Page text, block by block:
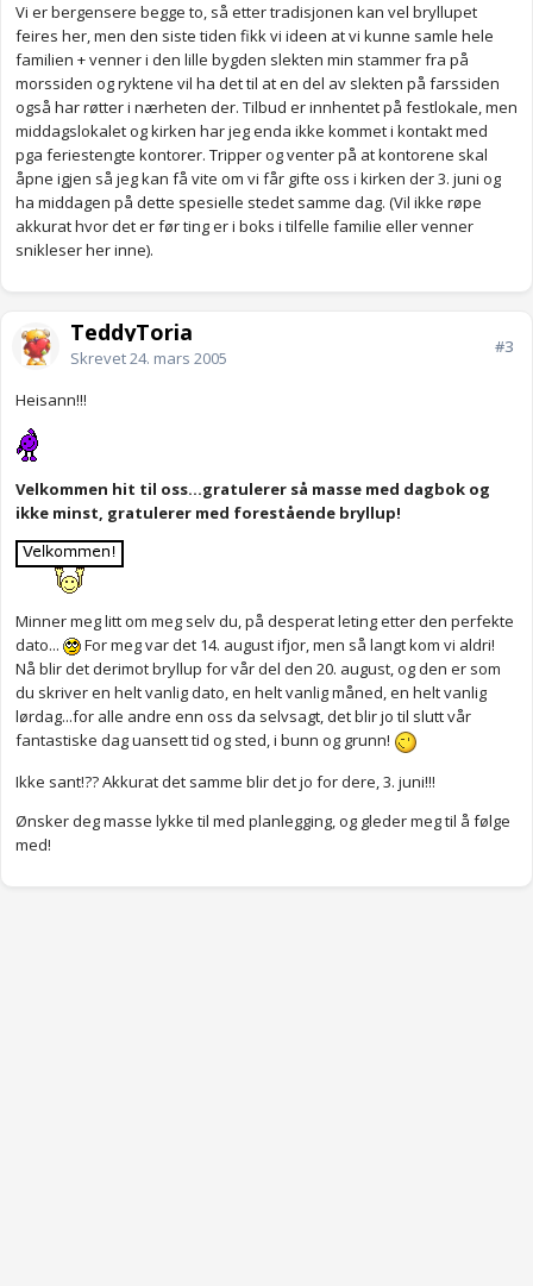
Vi er bergensere begge to, så etter tradisjonen kan vel bryllupet
feires her, men den siste tiden fikk vi ideen at vi kunne samle hele
familien + venner i den lille bygden slekten min stammer fra på
morssiden og ryktene vil ha det til at en del av slekten på farssiden
også har røtter i nærheten der. Tilbud er innhentet på festlokale, men
middagslokalet og kirken har jeg enda ikke kommet i kontakt med
pga feriestengte kontorer. Tripper og venter på at kontorene skal
åpne igjen så jeg kan få vite om vi får gifte oss i kirken der 3. juni og
ha middagen på dette spesielle stedet samme dag. (Vil ikke røpe
akkurat hvor det er før ting er i boks i tilfelle familie eller venner
snikleser her inne).
TeddyToria
Skrevet24. mars 2005
#3
Heisann!!!
Velkommen hit til oss...gratulerer så masse med dagbok og
ikke minst, gratulerer med forestående bryllup!
Minner meg litt om meg selv du, på desperat leting etter den perfekte
dato...
For meg var det 14. august ifjor, men så langt kom vi aldri!
Nå blir det derimot bryllup for vår del den 20. august, og den er som
du skriver en helt vanlig dato, en helt vanlig måned, en helt vanlig
lørdag...for alle andre enn oss da selvsagt, det blir jo til slutt vår
fantastiske dag uansett tid og sted, i bunn og grunn!
Ikke sant!?? Akkurat det samme blir det jo for dere, 3. juni!!!
Ønsker deg masse lykke til med planlegging, og gleder meg til å følge
med!